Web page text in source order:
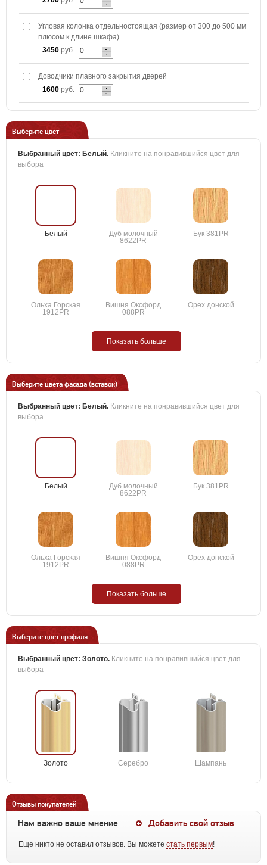
Угловая колонка отдельностоящая (размер от 300 до 500 мм
плюсом к длине шкафа)
3450 руб.
Доводчики плавного закрытия дверей
1600 руб.
Выберите цвет
Выбранный цвет: Белый. Кликните на понравившийся цвет для
выбора
Белый
Дуб молочный
8622PR
Бук 381PR
Ольха Горская
1912PR
Вишня Оксфорд
088PR
Орех донской
Показать больше
Выберите цвета фасада (вставок)
Выбранный цвет: Белый. Кликните на понравившийся цвет для
выбора
Белый
Дуб молочный
8622PR
Бук 381PR
Ольха Горская
1912PR
Вишня Оксфорд
088PR
Орех донской
Показать больше
Выберите цвет профиля
Выбранный цвет: Золото. Кликните на понравившийся цвет для
выбора
Золото Серебро Шампань
Отзывы покупателей
Нам важно ваше мнение Добавить свой отзыв
Еще никто не оставил отзывов. Вы можете стать первым!